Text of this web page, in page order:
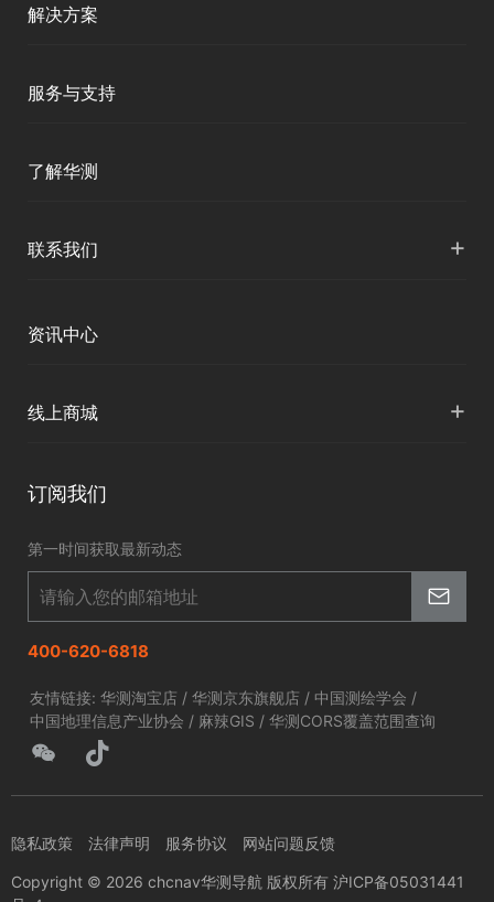
海洋测绘
精准农业
数字施工
解决方案
地灾监测
智慧交通
智慧海洋
智慧农业
智慧林草
服务与支持
了解华测
投资者关系
联系我们 +
申请成为伙伴
资讯中心
线上商城 +
订阅我们
第一时间获取最新动态
400-620-6818
友情链接:华测淘宝店 /华测京东旗舰店 / 中国测绘学会 /
中国地理信息产业协会 / 麻辣GIS /华测CORS覆盖范围查询
隐私政策 法律声明 服务协议 网站问题反馈
Copyright © 2026 chcnav华测导航 版权所有 沪ICP备05031441